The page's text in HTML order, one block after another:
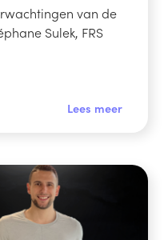
van de
Sulek, FRS
Lees meer